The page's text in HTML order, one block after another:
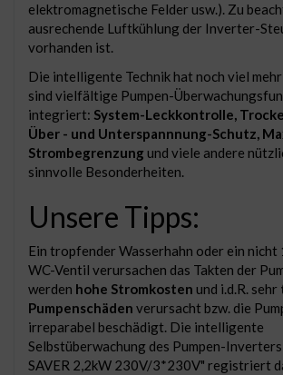
elektromagnetische Felder usw.). Zu
ausrechende Luftkühlung der Inverter-
vorhanden ist.
Die intelligente Technik hat noch viel
sind vielfältige Pumpen-
integriert: System-Leckkontrolle,
Über - und Unterspannnung-Schutz,
Strombegrenzung und viele andere
sinnvolle Besonderheiten.
Unsere Tipps:
Ein tropfender Wasserhahn oder ein nicht
WC-Ventil verursachen das Takten der
werden hohe Stromkosten und i.d.R. sehr
Pumpenschäden verursacht bzw. die
irreparabel beschädigt. Die intelligente
Selbstüberwachung des Pumpen-Inverters
SAVER 2,2kW 230V/3*230V" registriert